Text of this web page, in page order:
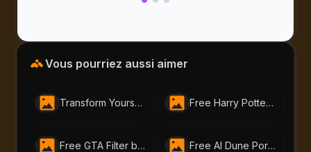
Vous pourriez aussi aimer
Transform Yourself into a Dragon Ball Z Character with Our Dragon Ball AI Portrait Generator Free Harry Potter AI Portrait Generator by AI Portraits – Become a Wizard Now!
Free GTA Filter by Bylo.AI | Turn Photos Into GTA Art Online Free AI Dune Portrait Generator – Create Dune Characters at AI-Portraits.org